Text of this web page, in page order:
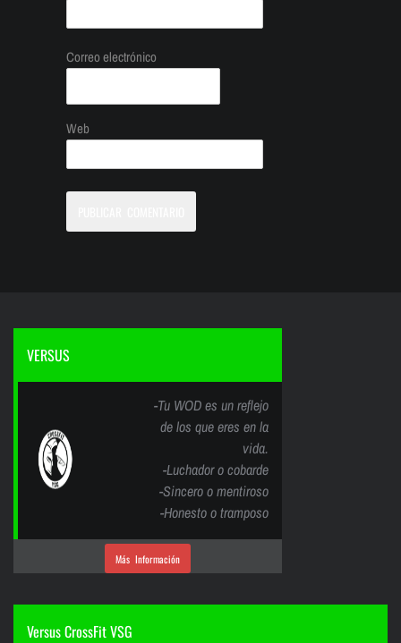
Correo electrónico
Web
VERSUS
-Tu WOD es un reflejo
de los que eres en la
vida.
-Luchador o cobarde
-Sincero o mentiroso
-Honesto o tramposo
Más Información
Versus CrossFit VSG